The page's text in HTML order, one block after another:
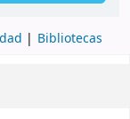
Bibliotecas